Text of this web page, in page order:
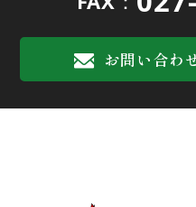
お問い合わ